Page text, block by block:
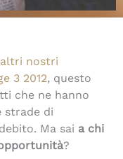
altri nostri
3 2012, questo
che ne hanno
strade di
Ma sai a chi
?